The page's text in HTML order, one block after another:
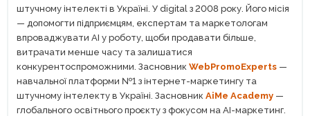
штучному інтелекті в Україні. У digital з 2008 року. Його місія
— допомогти підприємцям, експертам та маркетологам
впроваджувати AI у роботу, щоби продавати більше,
витрачати менше часу та залишатися
конкурентоспроможними. Засновник WebPromoExperts —
навчальної платформи №1 з інтернет-маркетингу та
штучному інтелекту в Україні. Засновник AiMe Academy —
глобального освітнього проєкту з фокусом на АІ-маркетинг.